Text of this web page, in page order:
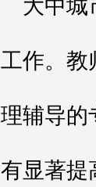
大中城
工作。教
理辅导的
有显著提